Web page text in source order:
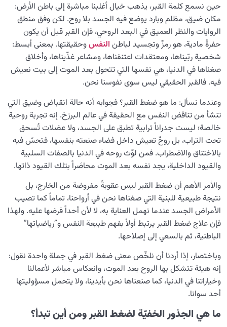
حين نسمع كلمة القبر، يذهب خيال أغلبنا مباشرة إلى باطن الأرض:
مكان ضيق، مظلم وبارد يوضع فيه الجسد بلا روح. لكن وفق منطق
الروايات والنظر العميق في البعد الروحي، فإن القبر قبل أن يكون
حفرةً مادية، هو رمزٌ وتجسيد لباطن النفسوحقيقتها. بمعنى أبسط:
شخصية ربّيناها، ومعتقدات اعتنقناها، ومشاعر غذّيناها، وأخلاق
صغناها في الدنيا، هي نفسها التي تتحول بعد الموت إلى بيت نعيش
فيه. فالقبر الحقيقي ليس سوى نفوسنا نحن.
وعندما نسأل: ما هو ضغط القبر؟ فجوابه أنه حالة انقباض وضيق التي
تنشأ من تناقض النفس مع الحقيقة في عالم البرزخ. إنه تجربة روحية
خالصة؛ ليست جدراناً ترابية تطبق على الجسد، ولا عضلات تُسحق
تحت التراب، بل روحٌ تعيش داخل فضاء صنعته بنفسها، فتحسّ فيه
بالاختناق والاضطراب. فمن لوّث روحه في الدنيا بالصفات السلبية
والقيود الداخلية، يجد نفسه بعد الموت محاصَراً بتلك القيود ذاتها.
والأمر الأهم أن ضغط القبر ليس عقوبةً مفروضة من الخارج، بل
نتيجة طبيعية للبنية التي صغناها نحن في أرواحنا، تماماً كما تصيب
الأمراض الجسد عندما نهمل العناية به، لا لأن أحداً فرضها عليه. ولهذا
فإن علاج ضغط القبر يرتبط أولاً بفهم طبيعة النفس و”رياضياتها”
الباطنية، ثم بالسعي إلى إصلاحها.
وباختصار، إذا أردنا أن نلخّص معنى ضغط القبر في جملة واحدة نقول:
إنه هيئة تتشكل بها الروح بعد الموت، وانعكاس مباشر لأعمالنا
وخياراتنا في الدنيا، كما صنعناها نحن بأيدينا، ولا يتحمل مسؤوليتها
أحد سوانا.
ما هي الجذور الخفيّة لضغط القبر ومن أين تبدأ؟